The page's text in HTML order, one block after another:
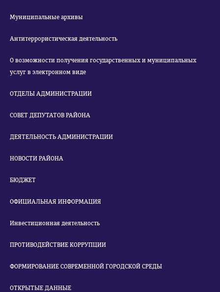
Муниципальные архивы
Антитеррористическая деятельность
О возможности получения государственных и муниципальных
услуг в электронном виде
ОТДЕЛЫ АДМИНИСТРАЦИИ
СОВЕТ ДЕПУТАТОВ РАЙОНА
ДЕЯТЕЛЬНОСТЬ АДМИНИСТРАЦИИ
НОВОСТИ РАЙОНА
БЮДЖЕТ
ОФИЦИАЛЬНАЯ ИНФОРМАЦИЯ
Инвестиционная деятельность
ПРОТИВОДЕЙСТВИЕ КОРРУПЦИИ
ФОРМИРОВАНИЕ СОВРЕМЕННОЙ ГОРОДСКОЙ СРЕДЫ
ОТКРЫТЫЕ ДАННЫЕ